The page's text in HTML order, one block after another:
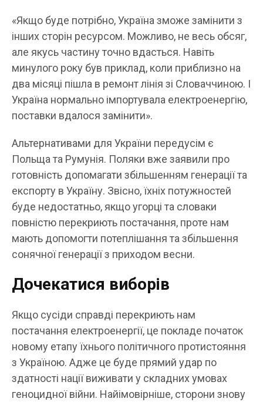
«Якщо буде потрібно, Україна зможе замінити з
інших сторін ресурсом. Можливо, не весь обсяг,
але якусь частину точно вдасться. Навіть
минулого року був приклад, коли приблизно на
два місяці пішла в ремонт лінія зі Словаччиною. І
Україна нормально імпортувала електроенергію,
поставки вдалося замінити».
Альтернативами для України передусім є
Польща та Румунія. Поляки вже заявили про
готовність допомагати збільшенням генерації та
експорту в Україну. Звісно, їхніх потужностей
буде недостатньо, якщо угорці та словаки
повністю перекриють постачання, проте нам
мають допомогти потеплішання та збільшення
сонячної генерації з приходом весни.
Дочекатися виборів
Якщо сусіди справді перекриють нам
постачання електроенергії, це покладе початок
новому етапу їхнього політичного протистояння
з Україною. Адже це буде прямий удар по
здатності нації виживати у складних умовах
геноцидної війни. Найімовірніше, сторони знову